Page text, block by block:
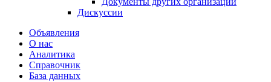
Дискуссии
Объявления
О нас
Аналитика
Справочник
База данных